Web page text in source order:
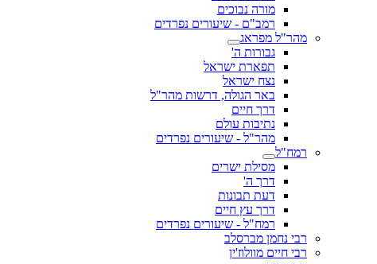
מורה נבוכים
רמב"ם - שיעורים נפרדים
מהר"ל מפראג
גבורות ה'
תפארת ישראל
נצח ישראל
באר הגולה, דרשות מהר"ל
דרך חיים
נתיבות עולם
מהר"ל - שיעורים נפרדים
רמח"ל
מסילת ישרים
דרך ה'
דעת תבונות
דרך עץ חיים
רמח"ל - שיעורים נפרדים
רבי נחמן מברסלב
רבי חיים מוולוז'ין